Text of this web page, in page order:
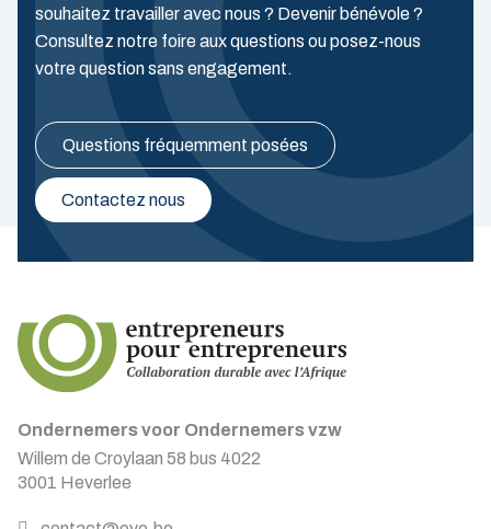
souhaitez travailler avec nous ? Devenir bénévole ?
Consultez notre foire aux questions ou posez-nous
votre question sans engagement.
Questions fréquemment posées
Contactez nous
Ondernemers voor Ondernemers vzw
Willem de Croylaan 58 bus 4022
3001 Heverlee